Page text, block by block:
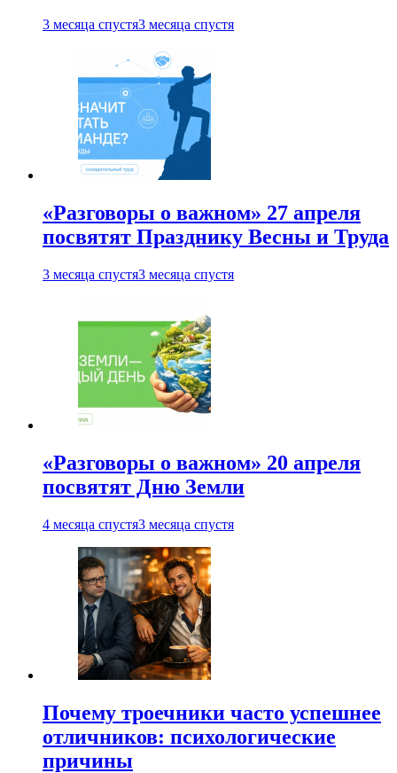
3 месяца спустя3 месяца спустя
«Разговоры о важном» 27 апреля
посвятят Празднику Весны и Труда
3 месяца спустя3 месяца спустя
«Разговоры о важном» 20 апреля
посвятят Дню Земли
4 месяца спустя3 месяца спустя
Почему троечники часто успешнее
отличников: психологические
причины